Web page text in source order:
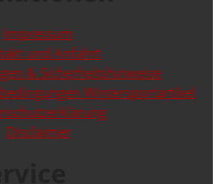
Impressum
und Anfahrt
& Sicherheitshinweise
Wintersportartikel
Disclaimer